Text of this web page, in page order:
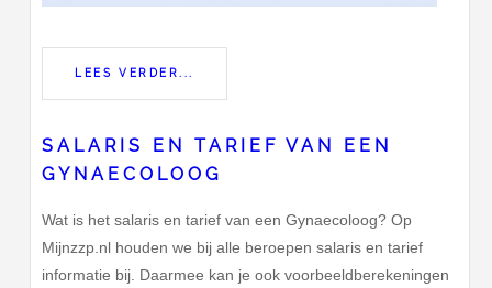
LEES VERDER...
SALARIS EN TARIEF VAN EEN
GYNAECOLOOG
Wat is het salaris en tarief van een Gynaecoloog? Op
Mijnzzp.nl houden we bij alle beroepen salaris en tarief
informatie bij. Daarmee kan je ook voorbeeldberekeningen